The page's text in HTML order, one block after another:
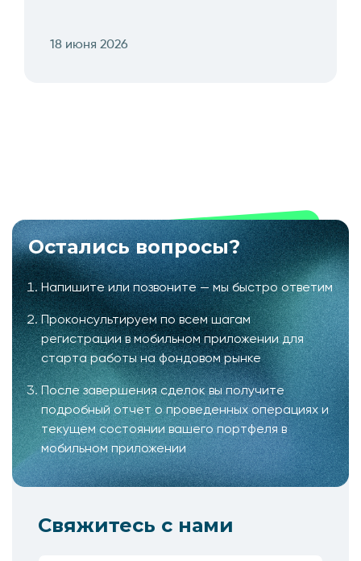
18 июня 2026
Остались вопросы?
Напишите или позвоните — мы быстро ответим
Проконсультируем по всем шагам
регистрации в мобильном приложении для
старта работы на фондовом рынке
После завершения сделок вы получите
подробный отчет о проведенных операциях и
текущем состоянии вашего портфеля в
мобильном приложении
Свяжитесь с нами